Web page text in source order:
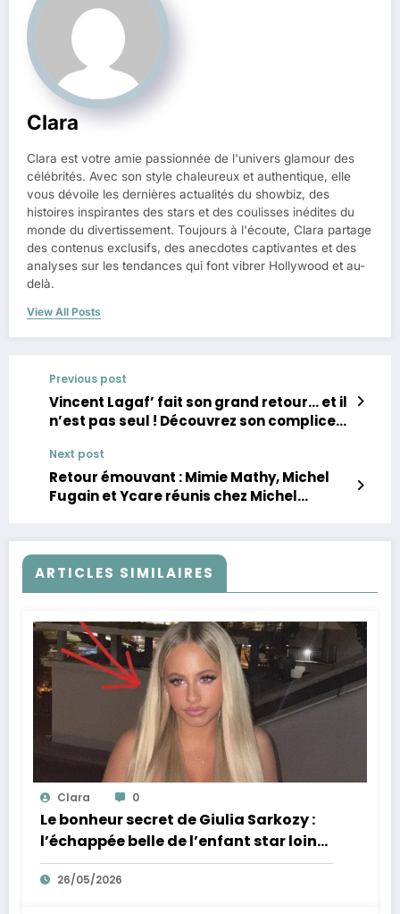
Clara
Clara est votre amie passionnée de l'univers glamour des
célébrités. Avec son style chaleureux et authentique, elle
vous dévoile les dernières actualités du showbiz, des
histoires inspirantes des stars et des coulisses inédites du
monde du divertissement. Toujours à l'écoute, Clara partage
des contenus exclusifs, des anecdotes captivantes et des
analyses sur les tendances qui font vibrer Hollywood et au-
delà.
View All Posts
Previous post
Vincent Lagaf’ fait son grand retour… et il
n’est pas seul ! Découvrez son complice
Next post
Retour émouvant : Mimie Mathy, Michel
Fugain et Ycare réunis chez Michel
ARTICLES SIMILAIRES
Clara 0
Le bonheur secret de Giulia Sarkozy :
l’échappée belle de l’enfant star loin
des tumultes familiaux.
26/05/2026